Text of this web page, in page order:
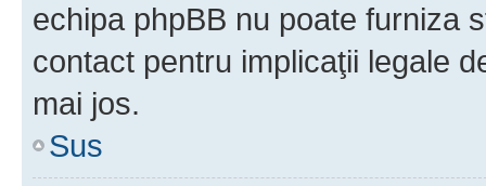
echipa phpBB nu poate furniza
contact pentru implicaţii legale
mai jos.
Sus